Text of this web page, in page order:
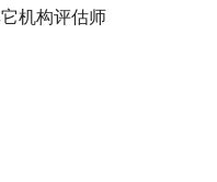
机构评估师